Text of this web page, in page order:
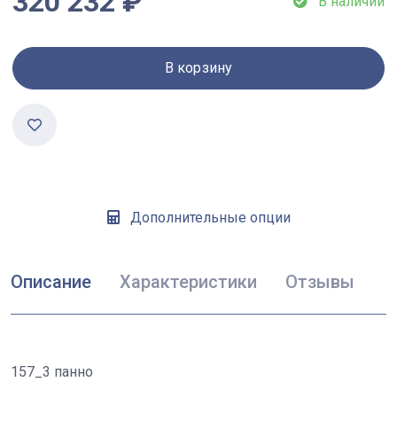
В корзину
Дополнительные опции
Описание Характеристики Отзывы
157_3 панно